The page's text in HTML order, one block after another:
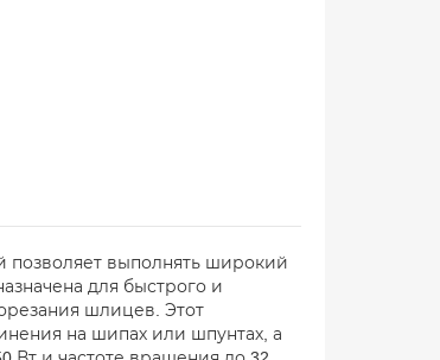
выполнять широкий
для быстрого и
шлицев. Этот
на шипах или шпунтах, а